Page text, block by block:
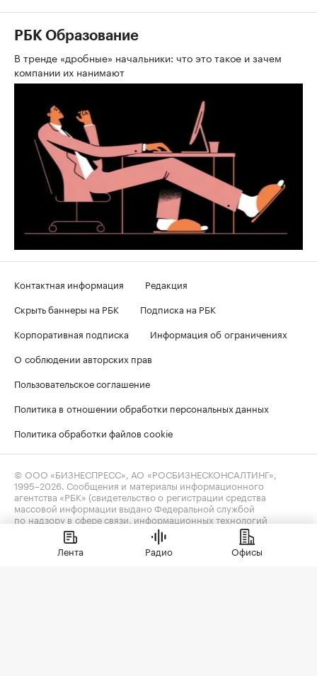
РБК Образование
В тренде «дробные» начальники: что это такое и зачем
компании их нанимают
Контактная информация
Редакция
Скрыть баннеры на РБК
Подписка на РБК
Корпоративная подписка
Информация об ограничениях
О соблюдении авторских прав
Пользовательское соглашение
Политика в отношении обработки персональных данных
Политика обработки файлов cookie
© ООО «БИЗНЕСПРЕСС», АО «РОСБИЗНЕСКОНСАЛТИНГ»,
1995–2026 . Сообщения и материалы информационного
агентства «РБК» (свидетельство о регистрации средства
массовой информации выдано Федеральной службой
по надзору в сфере связи, информационных технологий
и массовых коммуникаций (Роскомнадзор) 09.12.2015
за номером ИА №ФС77-63848) и сетевого издания «РБК»
(свидетельство о регистрации средства массовой информации
Лента Радио Офисы